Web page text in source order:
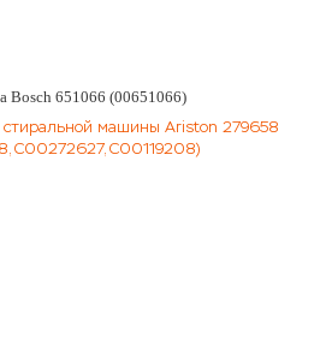
Bosch 651066 (00651066)